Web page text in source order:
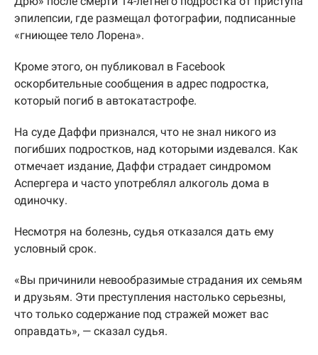
эпилепсии, где размещал фотографии, подписанные
«гниющее тело Лорена».
Кроме этого, он публиковал в Facebook
оскорбительные сообщения в адрес подростка,
который погиб в автокатастрофе.
На суде Даффи признался, что не знал никого из
погибших подростков, над которыми издевался. Как
отмечает издание, Даффи страдает синдромом
Аспергера и часто употреблял алкоголь дома в
одиночку.
Несмотря на болезнь, судья отказался дать ему
условный срок.
«Вы причинили невообразимые страдания их семьям
и друзьям. Эти преступления настолько серьезны,
что только содержание под стражей может вас
оправдать», — сказал судья.